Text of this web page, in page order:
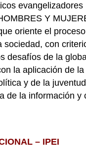
Y
oriente el
sociedad, con
desafíos de la
la aplicación de
y de la
de la información y
– IPEI